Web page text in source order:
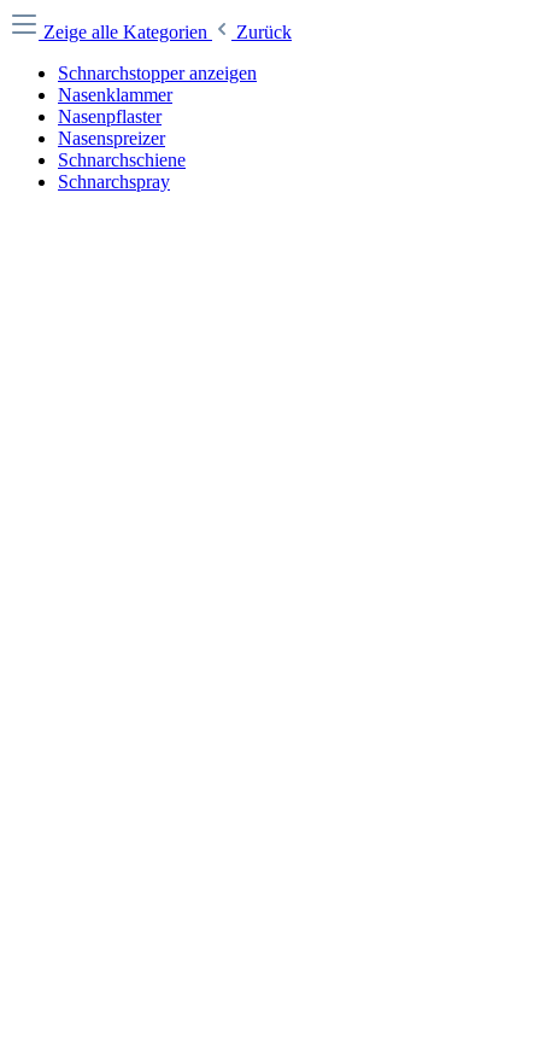
Zeige alle Kategorien
Zurück
Schnarchstopper anzeigen
Nasenklammer
Nasenpflaster
Nasenspreizer
Schnarchschiene
Schnarchspray